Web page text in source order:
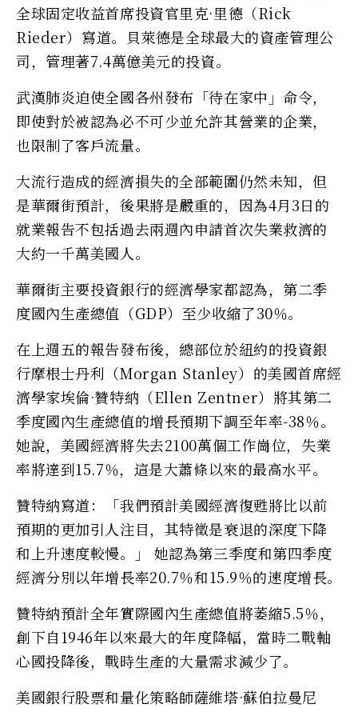
全球固定收益首席投資官里克·里德（Rick
Rieder）寫道。貝萊德是全球最大的資產管理公
司，管理著7.4萬億美元的投資。
武漢肺炎迫使全國各州發布「待在家中」命令，
即使對於被認為必不可少並允許其營業的企業，
也限制了客戶流量。
大流行造成的經濟損失的全部範圍仍然未知，但
是華爾街預計，後果將是嚴重的，因為4月3日的
就業報告不包括過去兩週內申請首次失業救濟的
大約一千萬美國人。
華爾街主要投資銀行的經濟學家都認為，第二季
度國內生產總值（GDP）至少收縮了30％。
在上週五的報告發布後，總部位於紐約的投資銀
行摩根士丹利（Morgan Stanley）的美國首席經
濟學家埃倫·贊特納（Ellen Zentner）將其第二
季度國內生產總值的增長預期下調至年率-38％。
她說，美國經濟將失去2100萬個工作崗位，失業
率將達到15.7％，這是大蕭條以來的最高水平。
贊特納寫道：「我們預計美國經濟復甦將比以前
預期的更加引人注目，其特徵是衰退的深度下降
和上升速度較慢。」 她認為第三季度和第四季度
經濟分別以年增長率20.7％和15.9％的速度增長。
贊特納預計全年實際國內生產總值將萎縮5.5％，
創下自1946年以來最大的年度降幅，當時二戰軸
心國投降後，戰時生產的大量需求減少了。
美國銀行股票和量化策略師薩維塔·蘇伯拉曼尼